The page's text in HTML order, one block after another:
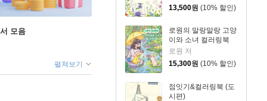
13,500원 (10% 할인)
로원의 말랑말랑 고양
이와 소녀 컬러링북
로원 저
15,300원 (10% 할인)
점잇기&컬러링북 (도
시편)
모음
펼쳐보기